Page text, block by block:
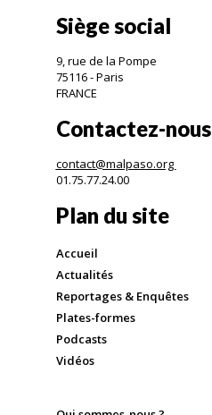
Siège social
9, rue de la Pompe
75116 - Paris
FRANCE
Contactez-nous
contact@malpaso.org
01.75.77.24.00
Plan du site
Accueil
Actualités
Reportages & Enquêtes
Plates-formes
Podcasts
Vidéos